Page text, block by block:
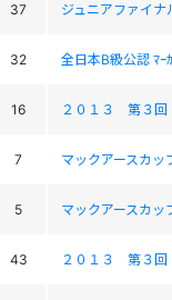
37 ジュニアファイ
32 全日本B級公認 ﾏｰ
16 ２０１３ 第３回
7 マックアースカッ
5 マックアースカッ
43 ２０１３ 第３回